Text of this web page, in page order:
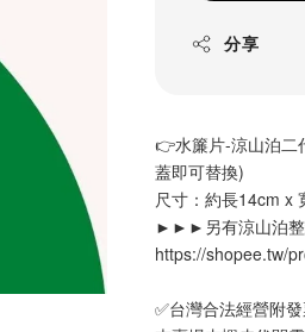
分享
👉水簾片-涼山泊二
蓋即可替換)
尺寸：約長14cm x
►►►另有涼山泊整
https://shopee.tw/
✅台灣合法經營附